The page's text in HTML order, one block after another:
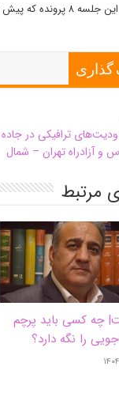
در پایان این جلسه
گذاری
ترافیکی در جاده
و آزادراه تهران – شمال
مرتبط
‌چه کسی باید پرچم
را نگه دارد؟